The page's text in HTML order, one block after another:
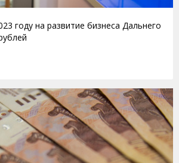
году на развитие бизнеса Дальнего